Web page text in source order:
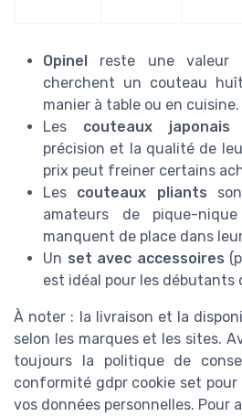
Opinel
reste une valeur
cherchent un couteau
manier à table ou en cuisine.
Les couteaux japonais
précision et la qualité de
prix peut freiner certains
Les couteaux pliants
amateurs de pique-
manquent de place dans
Un set avec accessoires
est idéal pour les débutants
À noter : la livraison et la
selon les marques et les sites.
toujours la politique de
conformité gdpr cookie set
vos données personnelles. Pour